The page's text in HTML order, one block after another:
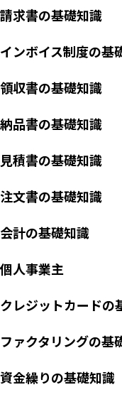
請求書の基礎知識
インボイス制度の基
領収書の基礎知識
納品書の基礎知識
見積書の基礎知識
注文書の基礎知識
会計の基礎知識
個人事業主
クレジットカードの
ファクタリングの基
資金繰りの基礎知識